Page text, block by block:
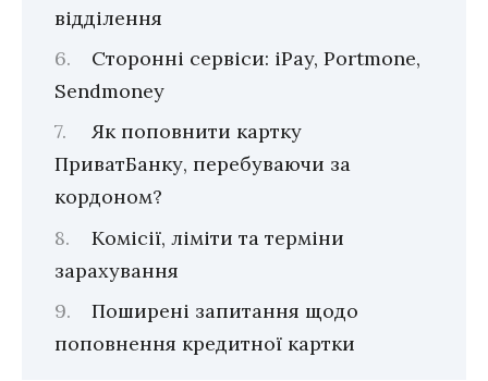
відділення
Сторонні сервіси: iPay, Portmone,
Sendmoney
Як поповнити картку
ПриватБанку, перебуваючи за
кордоном?
Комісії, ліміти та терміни
зарахування
Поширені запитання щодо
поповнення кредитної картки